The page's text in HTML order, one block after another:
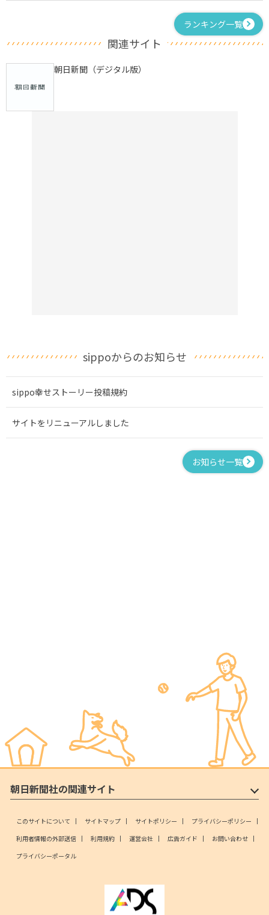
ランキング一覧
関連サイト
朝日新聞（デジタル版）
sippoからのお知らせ
sippo幸せストーリー投稿規約
サイトをリニューアルしました
お知らせ一覧
朝日新聞社の関連サイト
このサイトについて サイトマップ サイトポリシー
プライバシーポリシー
利用者情報の外部送信
利用規約 運営会社 広告ガイド
お問い合わせ
プライバシーポータル